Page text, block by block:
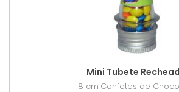
Mini Tubete
8 cm Confetes de